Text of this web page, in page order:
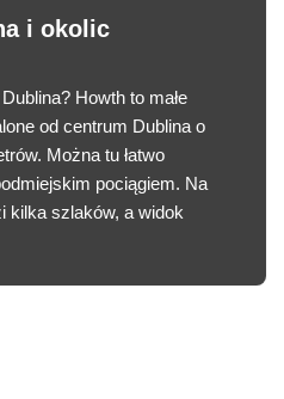
i okolic
Howth to małe
od centrum Dublina o
Można tu łatwo
pociągiem. Na
kilka szlaków, a widok